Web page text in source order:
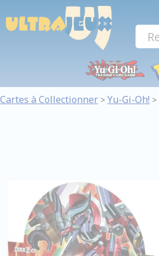
Cartes à Collectionner > Yu-Gi-Oh! >
Panneau de gestion des cookies